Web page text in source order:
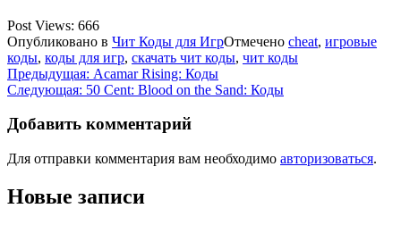
Post Views: 666
Опубликовано в Чит Коды для ИгрОтмечено cheat, игровые
коды, коды для игр, скачать чит коды, чит коды
Навигация
по
записям
Предыдущая: Acamar Rising: Коды
Следующая: 50 Cent: Blood on the Sand: Коды
Добавить комментарий
Для отправки комментария вам необходимо авторизоваться.
Новые записи